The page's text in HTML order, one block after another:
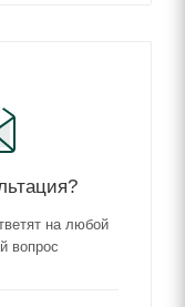
на любой
вопрос